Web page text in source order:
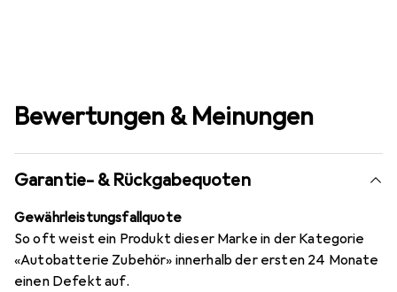
Bewertungen & Meinungen
Garantie- & Rückgabequoten
Gewährleistungsfallquote
So oft weist ein Produkt dieser Marke in der Kategorie
«Autobatterie Zubehör» innerhalb der ersten 24 Monate
einen Defekt auf.